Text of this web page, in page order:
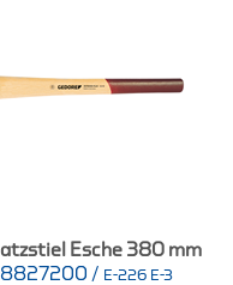
Esche 380 mm
8827200 / E-226 E-3